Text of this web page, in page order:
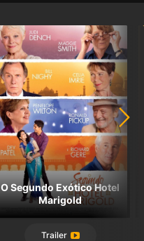
O Segundo Exótico Hotel
Marigold
Trailer